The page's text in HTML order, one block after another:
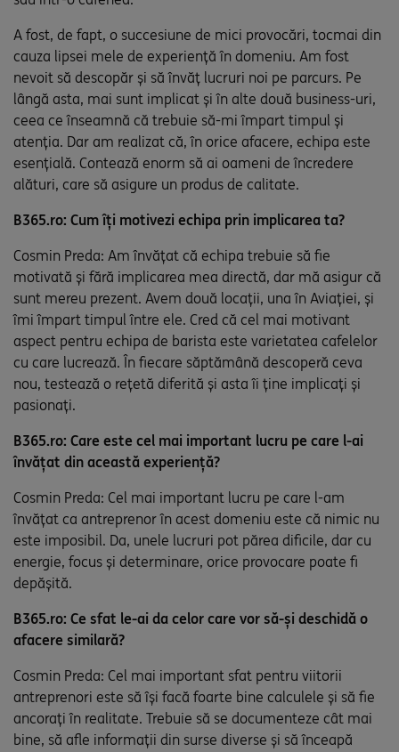
A fost, de fapt, o succesiune de mici provocări, tocmai din
cauza lipsei mele de experiență în domeniu. Am fost
nevoit să descopăr și să învăț lucruri noi pe parcurs. Pe
lângă asta, mai sunt implicat și în alte două business-uri,
ceea ce înseamnă că trebuie să-mi împart timpul și
atenția. Dar am realizat că, în orice afacere, echipa este
esențială. Contează enorm să ai oameni de încredere
alături, care să asigure un produs de calitate.
B365.ro: Cum îți motivezi echipa prin implicarea ta?
Cosmin Preda: Am învățat că echipa trebuie să fie
motivată și fără implicarea mea directă, dar mă asigur că
sunt mereu prezent. Avem două locații, una în Aviației, și
îmi împart timpul între ele. Cred că cel mai motivant
aspect pentru echipa de barista este varietatea cafelelor
cu care lucrează. În fiecare săptămână descoperă ceva
nou, testează o rețetă diferită și asta îi ține implicați și
pasionați.
B365.ro: Care este cel mai important lucru pe care l-ai
învățat din această experiență?
Cosmin Preda: Cel mai important lucru pe care l-am
învățat ca antreprenor în acest domeniu este că nimic nu
este imposibil. Da, unele lucruri pot părea dificile, dar cu
energie, focus și determinare, orice provocare poate fi
depășită.
B365.ro: Ce sfat le-ai da celor care vor să-și deschidă o
afacere similară?
Cosmin Preda: Cel mai important sfat pentru viitorii
antreprenori este să își facă foarte bine calculele și să fie
ancorați în realitate. Trebuie să se documenteze cât mai
bine, să afle informații din surse diverse și să înceapă